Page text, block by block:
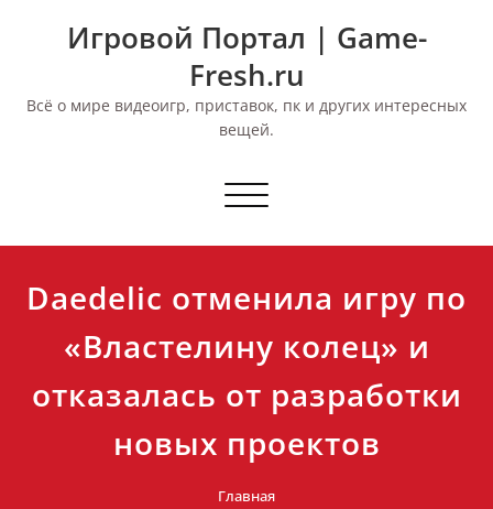
Игровой Портал | Game-
Fresh.ru
Всё о мире видеоигр, приставок, пк и других интересных
вещей.
Переключить
Daedelic отменила игру по
«Властелину колец» и
отказалась от разработки
новых проектов
Главная